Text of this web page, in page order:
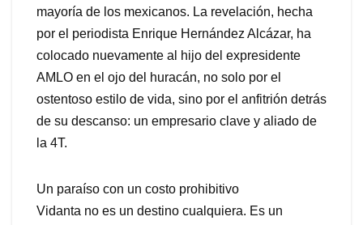
mayoría de los mexicanos. La revelación, hecha
por el periodista Enrique Hernández Alcázar, ha
colocado nuevamente al hijo del expresidente
AMLO en el ojo del huracán, no solo por el
ostentoso estilo de vida, sino por el anfitrión detrás
de su descanso: un empresario clave y aliado de
la 4T.
Un paraíso con un costo prohibitivo
Vidanta no es un destino cualquiera. Es un